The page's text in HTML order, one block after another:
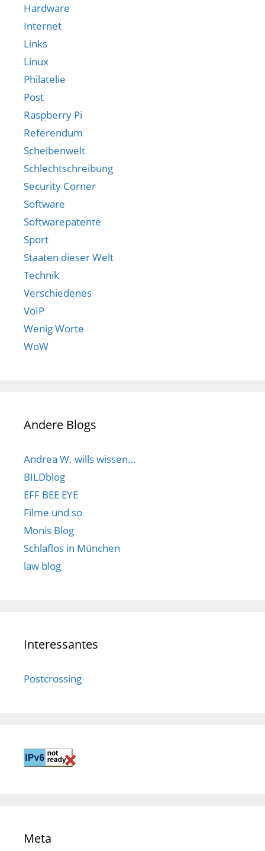
Hardware
Internet
Links
Linux
Philatelie
Post
Raspberry Pi
Referendum
Scheibenwelt
Schlechtschreibung
Security Corner
Software
Softwarepatente
Sport
Staaten dieser Welt
Technik
Verschiedenes
VoIP
Wenig Worte
WoW
Andere Blogs
Andrea W. wills wissen…
BILDblog
EFF BEE EYE
Filme und so
Monis Blog
Schlaflos in München
law blog
Interessantes
Postcrossing
Meta